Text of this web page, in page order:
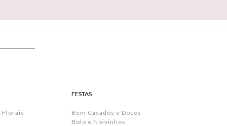
Florais
FESTAS
Bem Casados e Doces
Bolo e Noivinhos